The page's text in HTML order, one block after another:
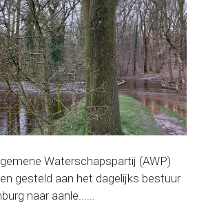
Waterschapspartij (AWP)
gesteld aan het dagelijks bestuur
naar aanle......